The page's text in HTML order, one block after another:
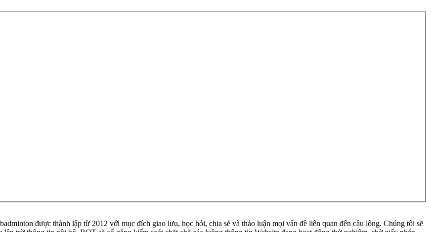
được thành lập từ 2012 với mục đích giao lưu, học hỏi, chia sẻ và thảo luận mọi vấn đề liên quan đến cầu lông. Chúng tôi sẽ